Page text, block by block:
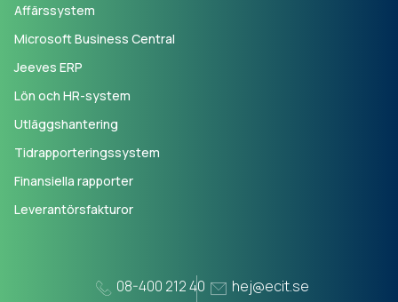
Affärssystem
Microsoft Business Central
Jeeves ERP
Lön och HR-system
Utläggshantering
Tidrapporteringssystem
Finansiella rapporter
Leverantörsfakturor
08-400 212 40 hej@ecit.se